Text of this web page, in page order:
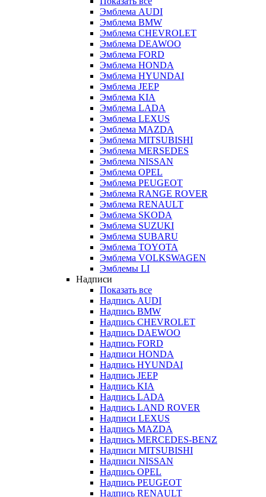
Эмблема AUDI
Эмблема BMW
Эмблема CHEVROLET
Эмблема DEAWOO
Эмблема FORD
Эмблема HONDA
Эмблема HYUNDAI
Эмблема JEEP
Эмблема KIA
Эмблема LADA
Эмблема LEXUS
Эмблема MAZDA
Эмблема MITSUBISHI
Эмблема MERSEDES
Эмблема NISSAN
Эмблема OPEL
Эмблема PEUGEOT
Эмблема RANGE ROVER
Эмблема RENAULT
Эмблема SKODA
Эмблема SUZUKI
Эмблема SUBARU
Эмблема TOYOTA
Эмблема VOLKSWAGEN
Эмблемы LI
Надписи
Показать все
Надпись AUDI
Надпись BMW
Надпись CHEVROLET
Надпись DAEWOO
Надпись FORD
Надписи HONDA
Надпись HYUNDAI
Надпись JEEP
Надпись KIA
Надпись LADA
Надпись LAND ROVER
Надписи LEXUS
Надпись MAZDA
Надпись MERCEDES-BENZ
Надписи MITSUBISHI
Надписи NISSAN
Надпись OPEL
Надпись PEUGEOT
Надпись RENAULT